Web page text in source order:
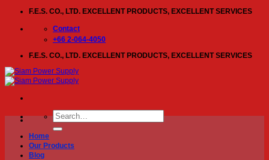
content
F.E.S. CO., LTD. EXCELLENT PRODUCTS, EXCELLENT SERVICES
Contact
+66 2-064-4050
F.E.S. CO., LTD. EXCELLENT PRODUCTS, EXCELLENT SERVICES
Search
for:
Home
Our Products
Blog